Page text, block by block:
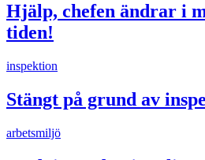
Hjälp, chefen ändrar i
tiden!
inspektion
Stängt på grund av
arbetsmiljö